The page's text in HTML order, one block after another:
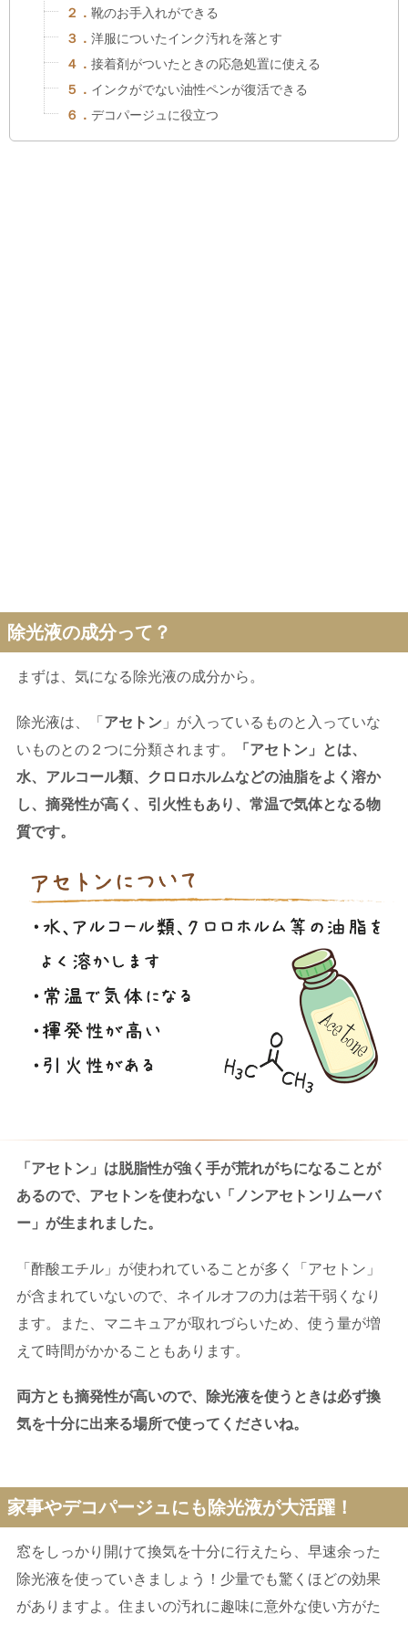
２． 靴のお手入れができる
３． 洋服についたインク汚れを落とす
４． 接着剤がついたときの応急処置に使える
５． インクがでない油性ペンが復活できる
６． デコパージュに役立つ
除光液の成分って？
まずは、気になる除光液の成分から。
除光液は、「 アセトン 」が入っているものと入っていな
いものとの２つに分類されます。
「アセトン」とは、
水、アルコール類、クロロホルムなどの油脂をよく溶か
し、摘発性が高く、引火性もあり、常温で気体となる物
質です。
「アセトン」は脱脂性が強く手が荒れがちになることが
あるので、アセトンを使わない「ノンアセトンリムーバ
ー」が生まれました。
「酢酸エチル」が使われていることが多く「アセトン」
が含まれていないので、ネイルオフの力は若干弱くなり
ます。また、マニキュアが取れづらいため、使う量が増
えて時間がかかることもあります。
両方とも摘発性が高いので、除光液を使うときは必ず換
気を十分に出来る場所で使ってくださいね。
家事やデコパージュにも除光液が大活躍！
窓をしっかり開けて換気を十分に行えたら、早速余った
除光液を使っていきましょう！少量でも驚くほどの効果
がありますよ。住まいの汚れに趣味に意外な使い方がた